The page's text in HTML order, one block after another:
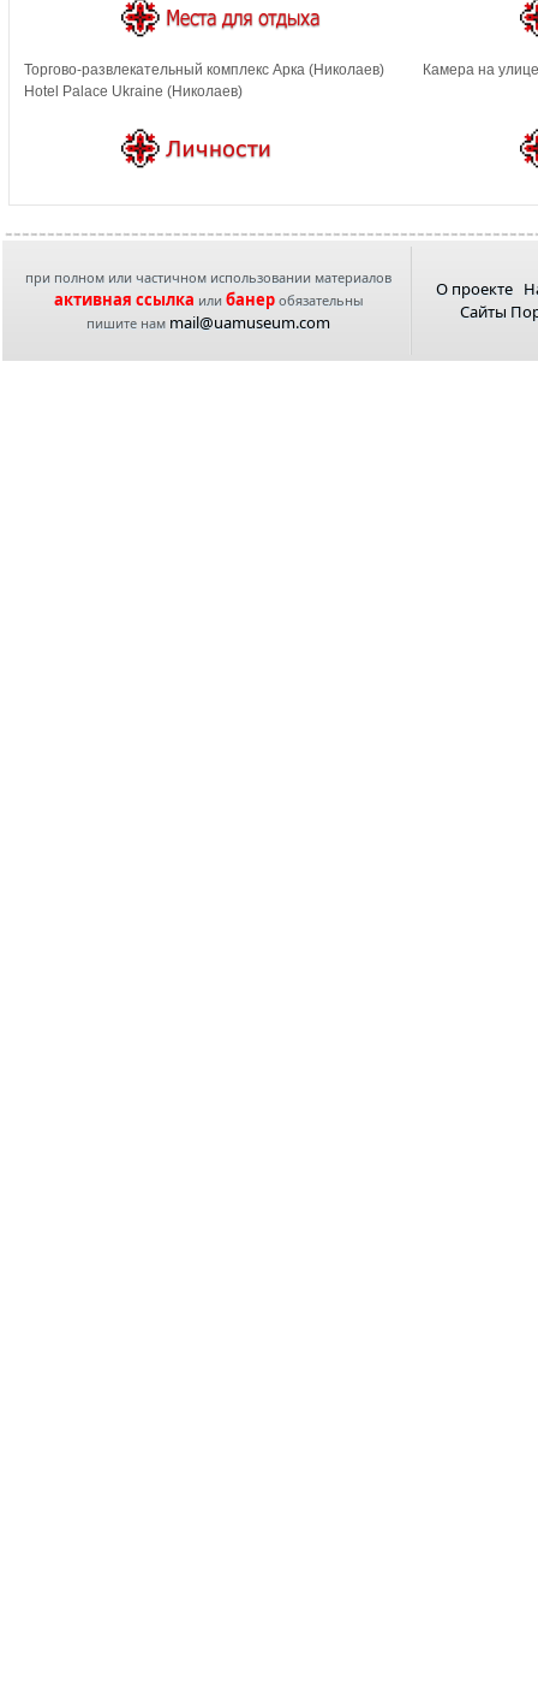
Торгово-развлекательный комплекс Арка (Николаев)
Hotel Palace Ukraine (Николаев)
Камера на
при полном или частичном использовании материалов
активная ссылка или банеробязательны
пишите нам mail@uamuseum.com
О проекте
Сайты